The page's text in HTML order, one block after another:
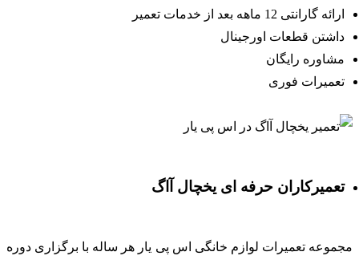
ارائه گارانتی 12 ماهه بعد از خدمات تعمیر
داشتن قطعات اورجینال
مشاوره رایگان
تعمیرات فوری
تعمیرکاران حرفه ای یخچال آاگ
تعمیرات لوازم خانگی اس پی یار هر ساله با برگزاری دوره